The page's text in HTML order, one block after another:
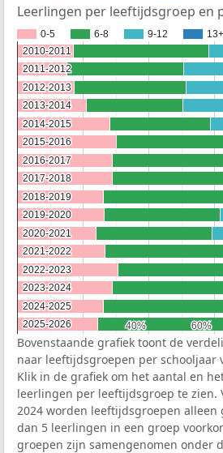
Leerlingen per leeftijdsgroep en
0-5 6-8 9-12 13+
40%
40% 60%
60%
2010-2011
2010-2011
2011-2012
2011-2012
2012-2013
2012-2013
2013-2014
2013-2014
2014-2015
2014-2015
2015-2016
2015-2016
2016-2017
2016-2017
2017-2018
2017-2018
2018-2019
2018-2019
2019-2020
2019-2020
2020-2021
2020-2021
2021-2022
2021-2022
2022-2023
2022-2023
2023-2024
2023-2024
2024-2025
2024-2025
2025-2026
2025-2026
Bovenstaande grafiek toont de
naar leeftijdsgroepen per schooljaar
Klik in de grafiek om het aantal en
leerlingen per leeftijdsgroep te zien.
2024 worden leeftijdsgroepen alleen
dan 5 leerlingen in een groep
groepen zijn samengenomen onder